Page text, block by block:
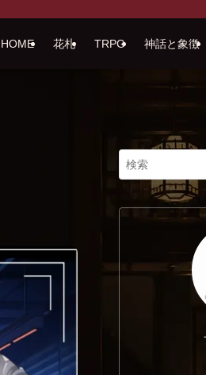
HOME 花札 TRPG 神話と象徴